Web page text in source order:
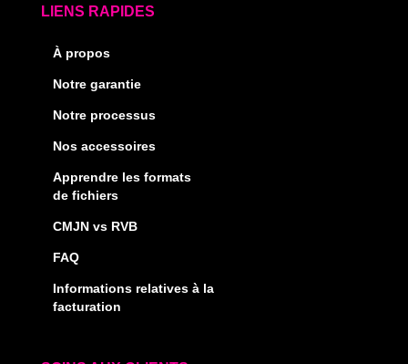
LIENS RAPIDES
À propos
Notre garantie
Notre processus
Nos accessoires
Apprendre les formats
de fichiers
CMJN vs RVB
FAQ
Informations relatives à la
facturation